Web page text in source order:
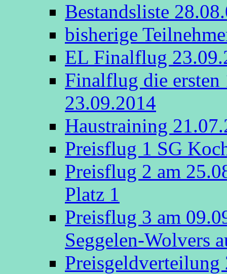
Bestandsliste
bisherige
EL Finalflug
Finalflug die ersten
23.09.2014
Haustraining
Preisflug 1 SG
Preisflug 2 am
Platz 1
Preisflug 3 am
Seggelen-Wolvers
Preisgeldverteilung